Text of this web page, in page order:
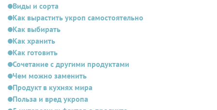
Виды и сорта
Как вырастить укроп самостоятельно
Как выбирать
Как хранить
Как готовить
Сочетание с другими продуктами
Чем можно заменить
Продукт в кухнях мира
Польза и вред укропа